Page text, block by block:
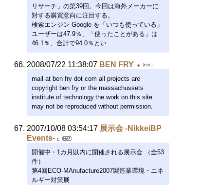
リサーチ」の第39回。今回は海外メーカーに
対する購買意向に注目する。
検索エンジン Google を「いつも使っている」
ユーザーは47.9％、「使ったことがある」は
46.1％、合計で94.0％とい
2008/07/22 11:38:07 BEN FRY
mail at ben fry dot com all projects are
copyright ben fry or the massachussets
institute of technology.the work on this site
may not be reproduced without permission.
2007/10/08 03:54:17 展示会 -NikkeiBP
Events-
開催中・1カ月以内に開催される展示会 （全53
件）
第4回ECO-MAnufacture2007製造業環境・エネ
ルギー対策展